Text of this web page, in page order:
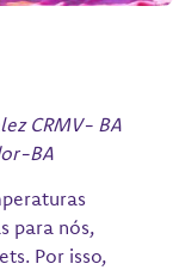
CRMV- BA
BA
para nós,
Por isso,